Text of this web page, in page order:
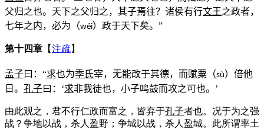
父归之也。天下之父归之，其子焉往？诸侯有行文王之政者，
七年之内，必为（wéi）政于天下矣。”
第十四章 【注疏】
孟子曰：“求也为季氏宰，无能改于其德，而赋粟（sù）倍他
日。 孔子曰：‘求非我徒也，小子鸣鼓而攻之可也。’
由此观之，君不行仁政而富之，皆弃于孔子者也。况于为之强
战？争地以战，杀人盈野；争城以战，杀人盈城。此所谓率土